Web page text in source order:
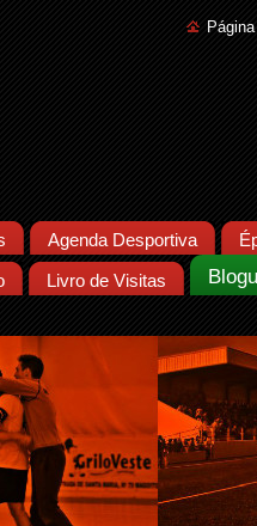
Agenda Desportiva
Livro de Visitas